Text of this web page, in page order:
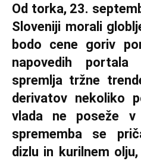
Od torka, 23.
Sloveniji morali
bodo cene goriv
napovedih
spremlja tržne
derivatov nekoliko
vlada ne poseže v
sprememba se
dizlu in kurilnem